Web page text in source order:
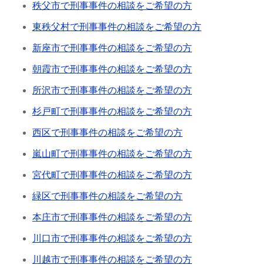
秩父市で刑事事件の相談をご希望の方
東秩父村で刑事事件の相談をご希望の方
新座市で刑事事件の相談をご希望の方
朝霞市で刑事事件の相談をご希望の方
所沢市で刑事事件の相談をご希望の方
杉戸町で刑事事件の相談をご希望の方
西区で刑事事件の相談をご希望の方
嵐山町で刑事事件の相談をご希望の方
宮代町で刑事事件の相談をご希望の方
緑区で刑事事件の相談をご希望の方
本庄市で刑事事件の相談をご希望の方
川口市で刑事事件の相談をご希望の方
川越市で刑事事件の相談をご希望の方